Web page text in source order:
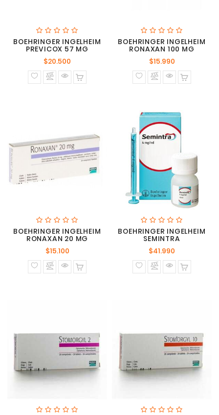
BOEHRINGER INGELHEIM
PREVICOX 57 MG
$20.500
normal
BOEHRINGER INGELHEIM
RONAXAN 100 MG
$15.990Precio
normal
BOEHRINGER INGELHEIM
RONAXAN 20 MG
$15.100Precio
normal
BOEHRINGER INGELHEIM
SEMINTRA
$41.990
normal